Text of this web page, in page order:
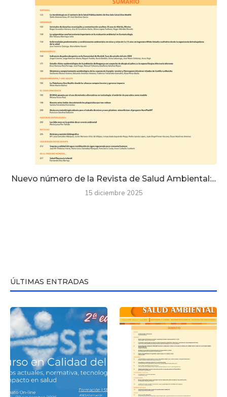
Nuevo número de la Revista de Salud Ambiental:...
15 diciembre 2025
ÚLTIMAS ENTRADAS